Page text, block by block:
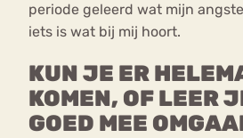
periode geleerd wat mijn
iets is wat bij mij hoort.
KUN JE ER
KOMEN, OF LEER
GOED MEE